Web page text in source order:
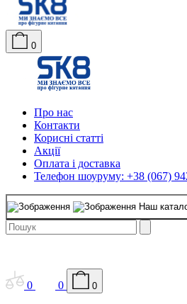
0
Про нас
Контакти
Корисні статті
Акції
Оплата і доставка
Телефон шоуруму: +38 (067)
Наш
0 0 0